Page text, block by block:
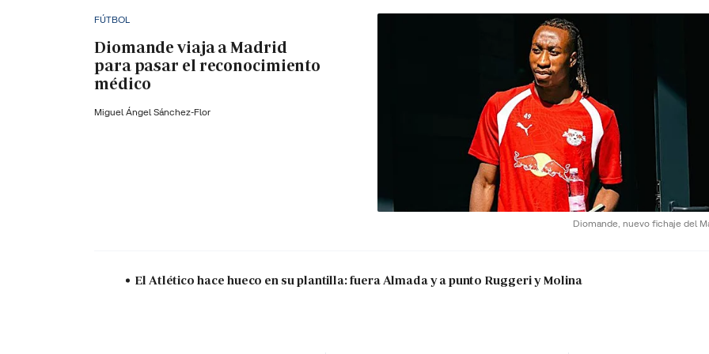
Diomande, nuevo fichaje del
FÚTBOL
Diomande viaja a Madrid
para pasar el reconocimiento
médico
Miguel Ángel Sánchez-Flor
El Atlético hace hueco en su plantilla: fuera Almada y a punto Ruggeri y Molina